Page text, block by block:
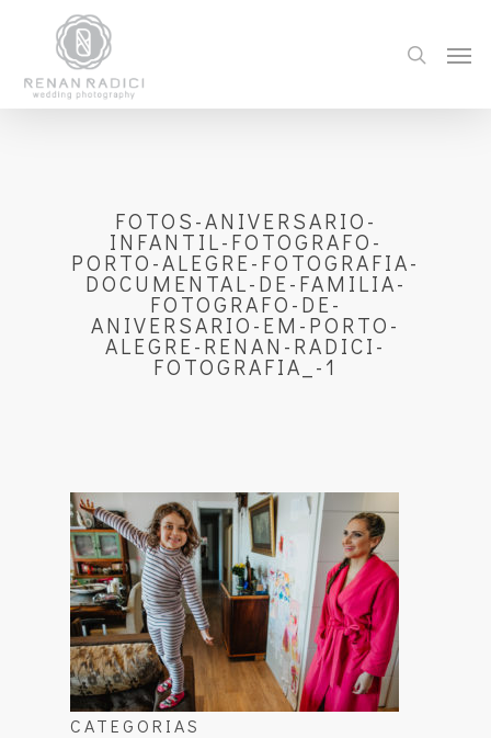
FOTOS-ANIVERSARIO-
INFANTIL-FOTOGRAFO-
PORTO-ALEGRE-FOTOGRAFIA-
DOCUMENTAL-DE-FAMILIA-
FOTOGRAFO-DE-
ANIVERSARIO-EM-PORTO-
ALEGRE-RENAN-RADICI-
FOTOGRAFIA_-1
CATEGORIAS